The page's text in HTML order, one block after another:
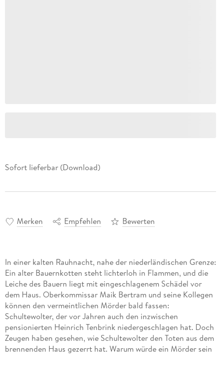
Sofort lieferbar (Download)
Merken Empfehlen Bewerten
In einer kalten Rauhnacht, nahe der niederländischen Grenze:
Ein alter Bauernkotten steht lichterloh in Flammen, und die
Leiche des Bauern liegt mit eingeschlagenem Schädel vor
dem Haus. Oberkommissar Maik Bertram und seine Kollegen
können den vermeintlichen Mörder bald fassen:
Schultewolter, der vor Jahren auch den inzwischen
pensionierten Heinrich Tenbrink niedergeschlagen hat. Doch
Zeugen haben gesehen, wie Schultewolter den Toten aus dem
brennenden Haus gezerrt hat. Warum würde ein Mörder sein